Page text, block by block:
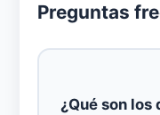
Preguntas
¿Qué son